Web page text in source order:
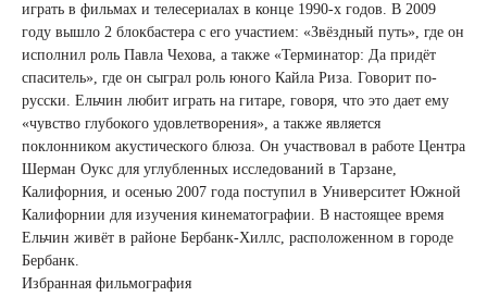
играть в фильмах и телесериалах в конце 1990-х годов. В 2009
году вышло 2 блокбастера с его участием: «Звёздный путь», где он
исполнил роль Павла Чехова, а также «Терминатор: Да придёт
спаситель», где он сыграл роль юного Кайла Риза. Говорит по-
русски. Ельчин любит играть на гитаре, говоря, что это дает ему
«чувство глубокого удовлетворения», а также является
поклонником акустического блюза. Он участвовал в работе Центра
Шерман Оукс для углубленных исследований в Тарзане,
Калифорния, и осенью 2007 года поступил в Университет Южной
Калифорнии для изучения кинематографии. В настоящее время
Ельчин живёт в районе Бербанк-Хиллс, расположенном в городе
Бербанк.
Избранная фильмография